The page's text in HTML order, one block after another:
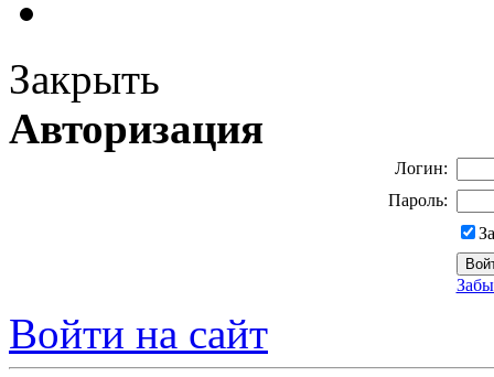
Закрыть
Авторизация
Логин:
Пароль:
Войти на сайт